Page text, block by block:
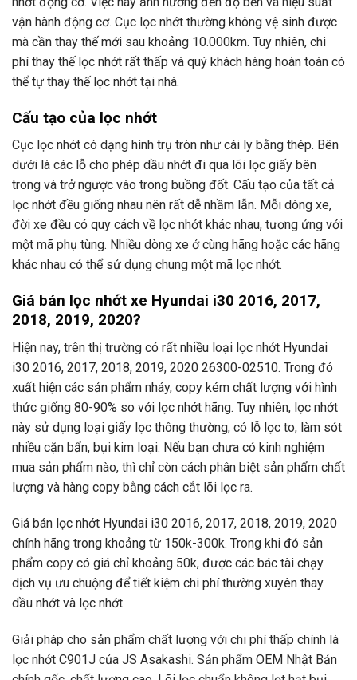
vận hành động cơ. Cục lọc nhớt thường không vệ sinh được
mà cần thay thế mới sau khoảng 10.000km. Tuy nhiên, chi
phí thay thế lọc nhớt rất thấp và quý khách hàng hoàn toàn có
thể tự thay thế lọc nhớt tại nhà.
Cấu tạo của lọc nhớt
Cục lọc nhớt có dạng hình trụ tròn như cái ly bằng thép. Bên
dưới là các lỗ cho phép dầu nhớt đi qua lõi lọc giấy bên
trong và trở ngược vào trong buồng đốt. Cấu tạo của tất cả
lọc nhớt đều giống nhau nên rất dễ nhầm lẫn. Mỗi dòng xe,
đời xe đều có quy cách về lọc nhớt khác nhau, tương ứng với
một mã phụ tùng. Nhiều dòng xe ở cùng hãng hoặc các hãng
khác nhau có thể sử dụng chung một mã lọc nhớt.
Giá bán lọc nhớt xe Hyundai i30 2016, 2017,
2018, 2019, 2020?
Hiện nay, trên thị trường có rất nhiều loại lọc nhớt Hyundai
i30 2016, 2017, 2018, 2019, 2020 26300-02510. Trong đó
xuất hiện các sản phẩm nháy, copy kém chất lượng với hình
thức giống 80-90% so với lọc nhớt hãng. Tuy nhiên, lọc nhớt
này sử dụng loại giấy lọc thông thường, có lỗ lọc to, làm sót
nhiều cặn bẩn, bụi kim loại. Nếu bạn chưa có kinh nghiệm
mua sản phẩm nào, thì chỉ còn cách phân biệt sản phẩm chất
lượng và hàng copy bằng cách cắt lõi lọc ra.
Giá bán lọc nhớt Hyundai i30 2016, 2017, 2018, 2019, 2020
chính hãng trong khoảng từ 150k-300k. Trong khi đó sản
phẩm copy có giá chỉ khoảng 50k, được các bác tài chạy
dịch vụ ưu chuộng để tiết kiệm chi phí thường xuyên thay
dầu nhớt và lọc nhớt.
Giải pháp cho sản phẩm chất lượng với chi phí thấp chính là
lọc nhớt C901J của JS Asakashi. Sản phẩm OEM Nhật Bản